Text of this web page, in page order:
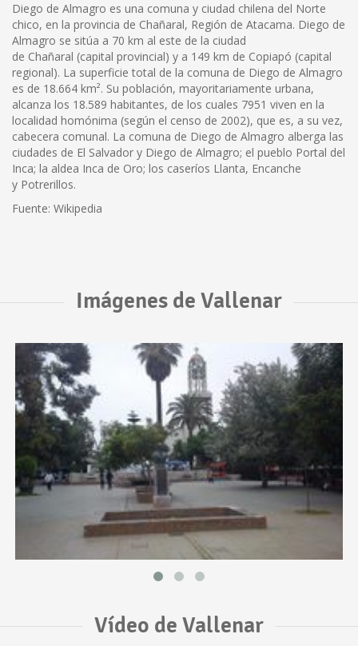
Diego de Almagro es una comuna y ciudad chilena del Norte
chico, en la provincia de Chañaral, Región de Atacama. Diego de
Almagro se sitúa a 70 km al este de la ciudad
de Chañaral (capital provincial) y a 149 km de Copiapó (capital
regional). La superficie total de la comuna de Diego de Almagro
es de 18.664 km². Su población, mayoritariamente urbana,
alcanza los 18.589 habitantes, de los cuales 7951 viven en la
localidad homónima (según el censo de 2002), que es, a su vez,
cabecera comunal. La comuna de Diego de Almagro alberga las
ciudades de El Salvador y Diego de Almagro; el pueblo Portal del
Inca; la aldea Inca de Oro; los caseríos Llanta, Encanche
y Potrerillos.
Fuente: Wikipedia
Imágenes de Vallenar
Vídeo de Vallenar